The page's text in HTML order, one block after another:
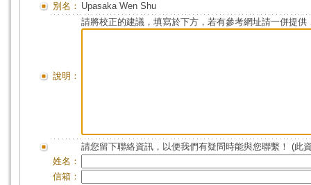
別名： Upasaka Wen Shu
說明：
請將校正的建議，填寫於下方，若有參考網址請一併提供
請您留下聯絡資訊，以便我們有疑問時能與您聯繫！ (此
姓名：
信箱：